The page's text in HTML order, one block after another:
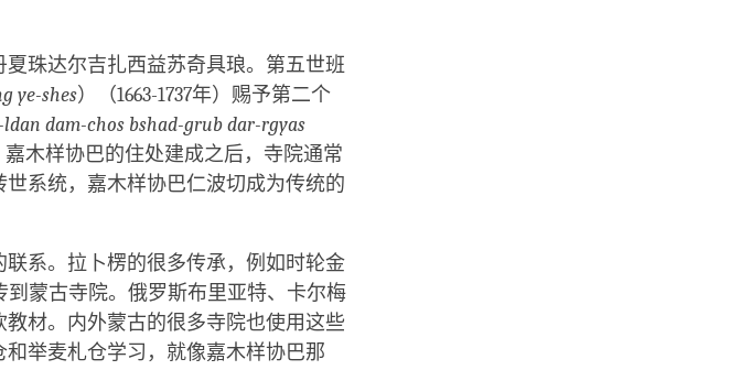
珠达尔吉扎西益苏奇具琅。第五世班
ye-shes）（1663-1737年）赐予第二个
ldan dam-chos bshad-grub dar-rgyas
木样协巴的住处建成之后，寺院通常
系统，嘉木样协巴仁波切成为传统的
系。拉卜楞的很多传承，例如时轮金
到蒙古寺院。俄罗斯布里亚特、卡尔梅
材。内外蒙古的很多寺院也使用这些
举麦札仓学习，就像嘉木样协巴那